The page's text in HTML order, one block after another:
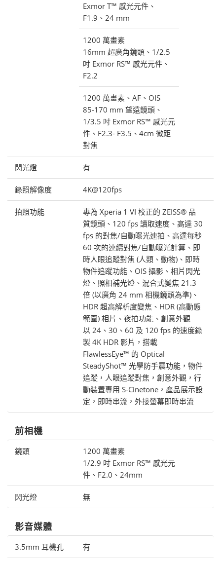
Exmor T™ 感光元件、
F1.9、24 mm
1200 萬畫素
16mm 超廣角鏡頭、1/2.5
吋 Exmor RS™ 感光元件、
F2.2
1200 萬畫素、AF、OIS
85-170 mm 望遠鏡頭、
1/3.5 吋 Exmor RS™ 感光元
件、F2.3- F3.5、4cm 微距
對焦
閃光燈 有
錄照解像度 4K@120fps
拍照功能
專為 Xperia 1 VI 校正的 ZEISS® 品
質鏡頭、120 fps 讀取速度、高達 30
fps 的對焦/自動曝光連拍、高達每秒
60 次的連續對焦/自動曝光計算、即
時人眼追蹤對焦 (人類、動物)、即時
物件追蹤功能、OIS 攝影、相片閃光
燈、照相補光燈、混合式變焦 21.3
倍 (以廣角 24 mm 相機鏡頭為準)、
HDR 超高解析度變焦、HDR (高動態
範圍) 相片、夜拍功能、創意外觀
以 24、30、60 及 120 fps 的速度錄
製 4K HDR 影片，搭載
FlawlessEye™ 的 Optical
SteadyShot™ 光學防手震功能，物件
追蹤，人眼追蹤對焦，創意外觀，行
動裝置專用 S-Cinetone，產品展示設
定，即時串流，外接螢幕即時串流
前相機
鏡頭
1200 萬畫素
1/2.9 吋 Exmor RS™ 感光元
件、F2.0、24mm
閃光燈 無
影音媒體
3.5mm 耳機孔 有